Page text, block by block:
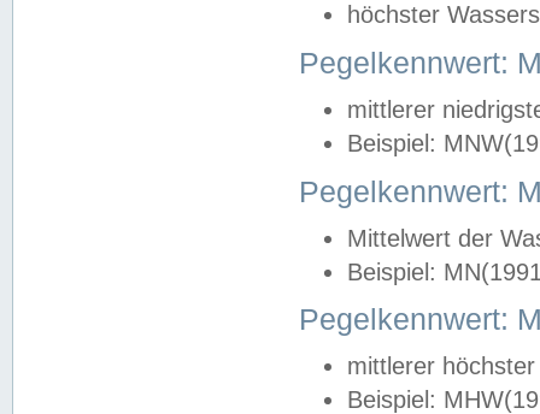
höchster
Pegelkennwert:
mittlerer
Beispiel:
Pegelkennwert:
Mittelwert der
Beispiel:
Pegelkennwert:
mittlerer
Beispiel: